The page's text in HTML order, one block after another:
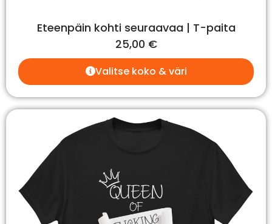
Eteenpäin kohti seuraavaa | T-paita
25,00 €
Valitse koko & väri